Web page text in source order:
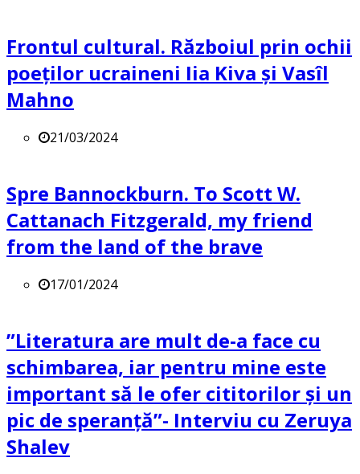
Frontul cultural. Războiul prin ochii
poeților ucraineni Iia Kiva și Vasîl
Mahno
21/03/2024
Spre Bannockburn. To Scott W.
Cattanach Fitzgerald, my friend
from the land of the brave
17/01/2024
”Literatura are mult de-a face cu
schimbarea, iar pentru mine este
important să le ofer cititorilor și un
pic de speranță”- Interviu cu Zeruya
Shalev